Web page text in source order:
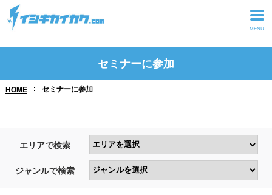
トップページ
研修・ツアーに参加
セミナーに参加
HOME セミナーに参加
エリアで検索
ジャンルで検索